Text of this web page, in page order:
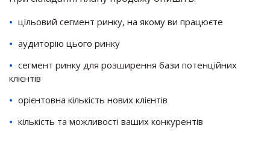
цільовий сегмент ринку, на якому ви працюєте
аудиторію цього ринку
сегмент ринку для розширення бази потенційних
клієнтів
орієнтовна кількість нових клієнтів
кількість та можливості ваших конкурентів